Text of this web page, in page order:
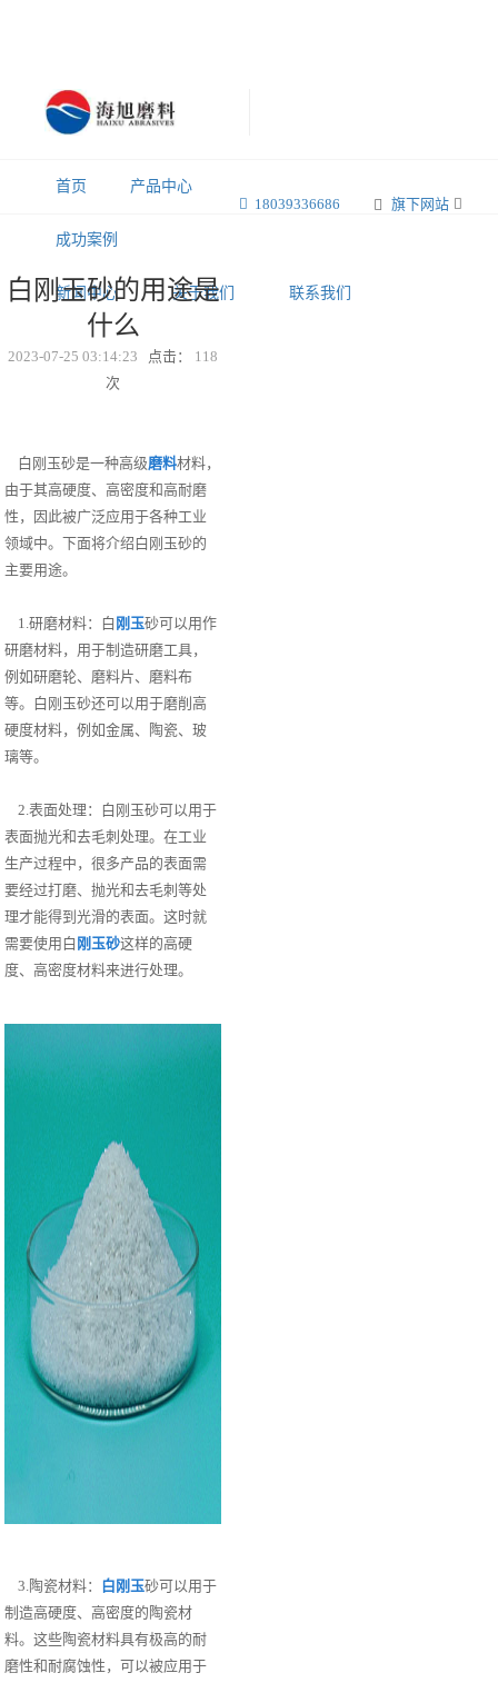
旗下网站
18039336686
首页 产品中心
成功案例
新闻中心 关于我们 联系我们
白刚玉砂的用途是
什么
2023-07-25 03:14:23 点击： 118
次
白刚玉砂是一种高级磨料材料，
由于其高硬度、高密度和高耐磨
性，因此被广泛应用于各种工业
领域中。下面将介绍白刚玉砂的
主要用途。
1.研磨材料：白 刚玉砂可以用作
研磨材料，用于制造研磨工具，
例如研磨轮、磨料片、磨料布
等。白刚玉砂还可以用于磨削高
硬度材料，例如金属、陶瓷、玻
璃等。
2.表面处理：白刚玉砂可以用于
表面抛光和去毛刺处理。在工业
生产过程中，很多产品的表面需
要经过打磨、抛光和去毛刺等处
理才能得到光滑的表面。这时就
需要使用白 刚玉砂这样的高硬
度、高密度材料来进行处理。
3.陶瓷材料： 白刚玉砂可以用于
制造高硬度、高密度的陶瓷材
料。这些陶瓷材料具有极高的耐
磨性和耐腐蚀性，可以被应用于